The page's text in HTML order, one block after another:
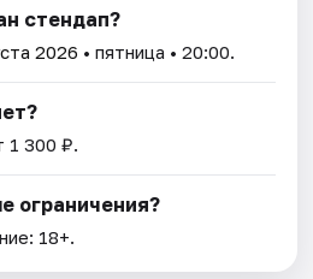
стендап?
2026 • пятница • 20:00.
1 300 ₽.
ограничения?
18+.